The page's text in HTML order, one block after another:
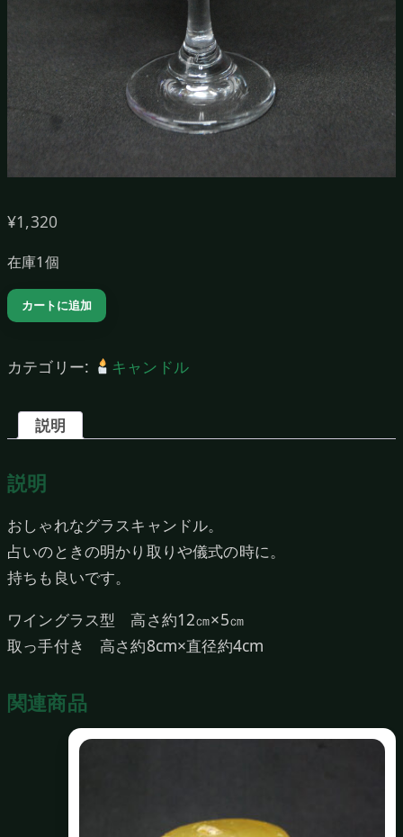
¥1,320
在庫1個
グ
ラ
キ
ン
ル
個
カートに追加
カテゴリー: キャンドル
説明
説明
おしゃれなグラスキャンドル。
占いのときの明かり取りや儀式の時に。
持ちも良いです。
ワイングラス型 高さ約12㎝×5㎝
取っ手付き 高さ約8cm×直径約4cm
関連商品